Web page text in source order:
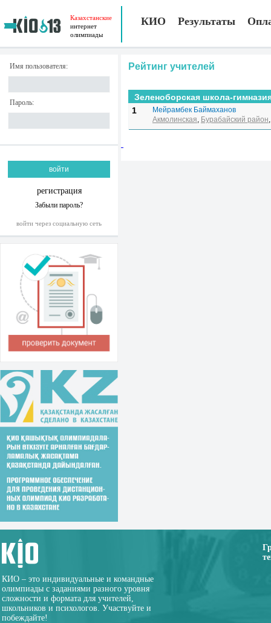
Казахстанские
интернет
олимпиады
КИО Результаты
Имя пользователя:
Пароль:
регистрация
Забыли пароль?
войти через социальную сеть
Рейтинг учителей
Зеленоборская школа-
1
Мейрамбек Баймаханов
Акмолинская, Бурабайский район
КИО – это индивидуальные и командные
олимпиады с заданиями разного уровня
сложности и формата для учителей,
школьников и психологов. Участвуйте и
побеждайте!